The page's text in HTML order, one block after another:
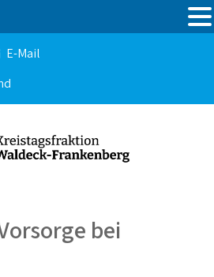
öffnen
E-Mail
bei